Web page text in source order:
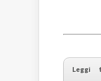
Leggi